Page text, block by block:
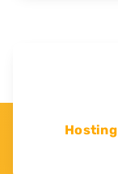
Hosting